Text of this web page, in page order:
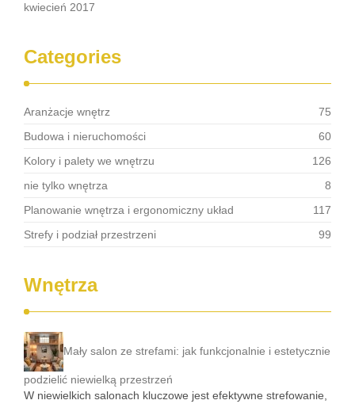
kwiecień 2017
Categories
Aranżacje wnętrz
75
Budowa i nieruchomości
60
Kolory i palety we wnętrzu
126
nie tylko wnętrza
8
Planowanie wnętrza i ergonomiczny układ
117
Strefy i podział przestrzeni
99
Wnętrza
Mały salon ze strefami: jak funkcjonalnie i estetycznie
podzielić niewielką przestrzeń
W niewielkich salonach kluczowe jest efektywne strefowanie,